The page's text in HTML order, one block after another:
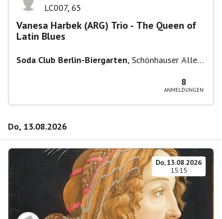
LC007, 65
Vanesa Harbek (ARG) Trio - The Queen of
Latin Blues
Soda Club Berlin-Biergarten, Schönhauser Allee
8
ANMELDUNGEN
Do, 13.08.2026
Do, 13.08.2026
15:15